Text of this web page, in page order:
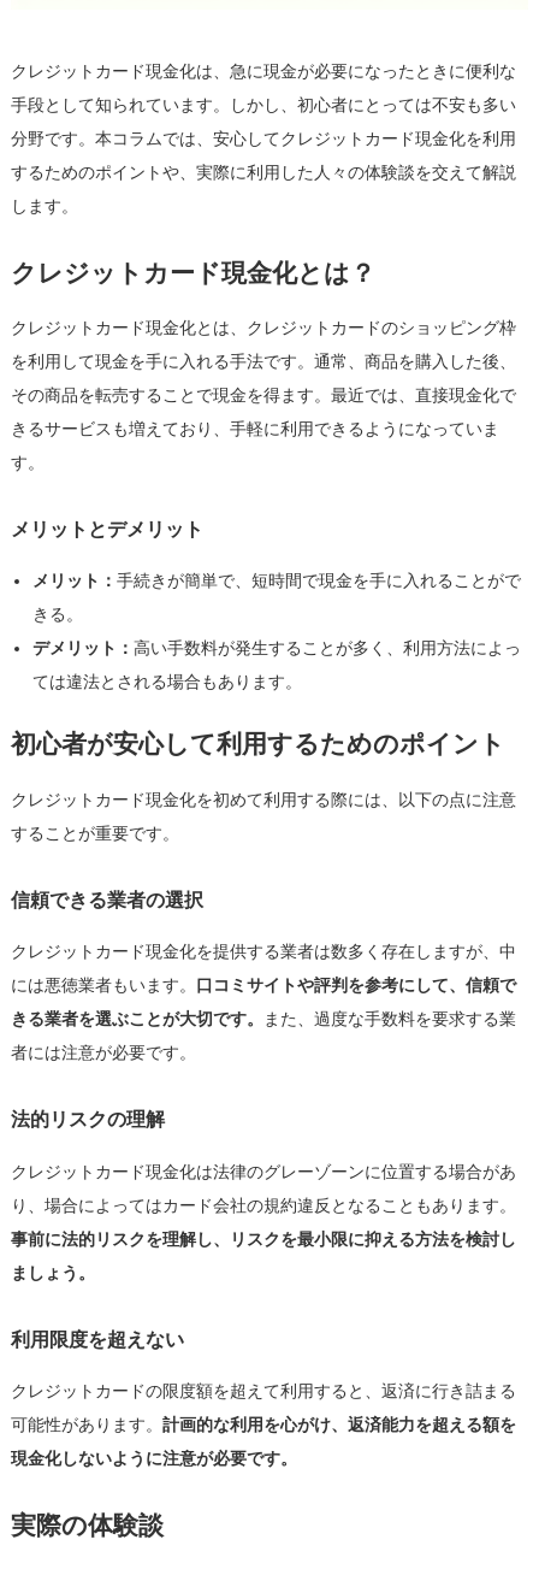
は
クレジットカード現金化は、急に現金が必要になったときに便利な
手段として知られています。しかし、初心者にとっては不安も多い
分野です。本コラムでは、安心してクレジットカード現金化を利用
するためのポイントや、実際に利用した人々の体験談を交えて解説
します。
クレジットカード現金化とは？
クレジットカード現金化とは、クレジットカードのショッピング枠
を利用して現金を手に入れる手法です。通常、商品を購入した後、
その商品を転売することで現金を得ます。最近では、直接現金化で
きるサービスも増えており、手軽に利用できるようになっていま
す。
メリットとデメリット
メリット：手続きが簡単で、短時間で現金を手に入れることがで
きる。
デメリット：高い手数料が発生することが多く、利用方法によっ
ては違法とされる場合もあります。
初心者が安心して利用するためのポイント
クレジットカード現金化を初めて利用する際には、以下の点に注意
することが重要です。
信頼できる業者の選択
クレジットカード現金化を提供する業者は数多く存在しますが、中
には悪徳業者もいます。 口コミサイトや評判を参考にして、信頼で
きる業者を選ぶことが大切です。
また、過度な手数料を要求する業
者には注意が必要です。
法的リスクの理解
クレジットカード現金化は法律のグレーゾーンに位置する場合があ
り、場合によってはカード会社の規約違反となることもあります。
事前に法的リスクを理解し、リスクを最小限に抑える方法を検討し
ましょう。
利用限度を超えない
クレジットカードの限度額を超えて利用すると、返済に行き詰まる
可能性があります。 計画的な利用を心がけ、返済能力を超える額を
現金化しないように注意が必要です。
実際の体験談